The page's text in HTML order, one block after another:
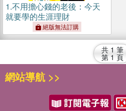
1.不用擔心錢的老後：今天
就要學的生涯理財
絕版無法訂購
共 1 筆
第 1 頁
網站導航 >>